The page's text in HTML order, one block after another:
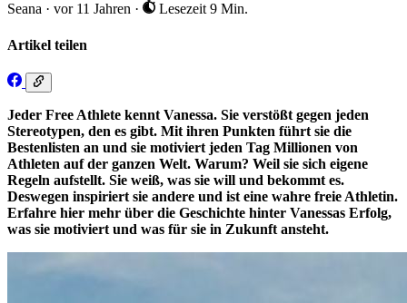
Seana · vor 11 Jahren · Lesezeit 9 Min.
Artikel teilen
Jeder Free Athlete kennt Vanessa. Sie verstößt gegen jeden
Stereotypen, den es gibt. Mit ihren Punkten führt sie die
Bestenlisten an und sie motiviert jeden Tag Millionen von
Athleten auf der ganzen Welt. Warum? Weil sie sich eigene
Regeln aufstellt. Sie weiß, was sie will und bekommt es.
Deswegen inspiriert sie andere und ist eine wahre freie Athletin.
Erfahre hier mehr über die Geschichte hinter Vanessas Erfolg,
was sie motiviert und was für sie in Zukunft ansteht.